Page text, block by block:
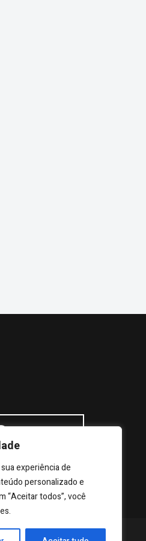
experiência de
personalizado e
“Aceitar todos”, você